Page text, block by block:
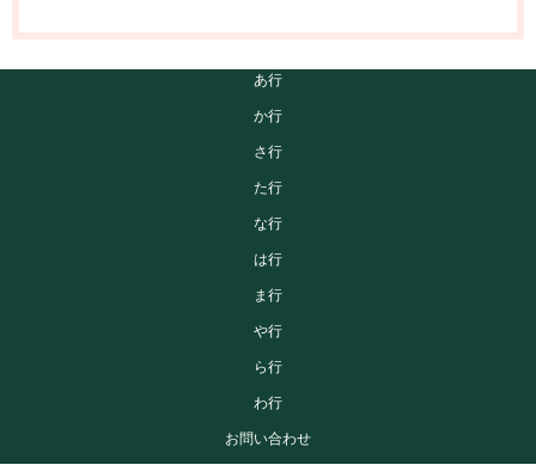
あ行
か行
さ行
た行
な行
は行
ま行
や行
ら行
わ行
お問い合わせ